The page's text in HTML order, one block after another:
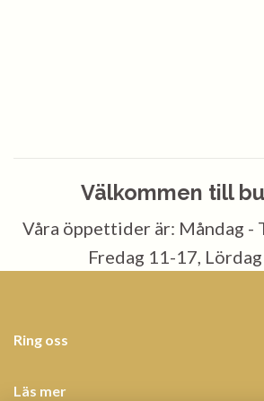
Välkommen till
Våra öppettider är: Måndag -
Fredag 11-17,
Ring oss
Läs mer